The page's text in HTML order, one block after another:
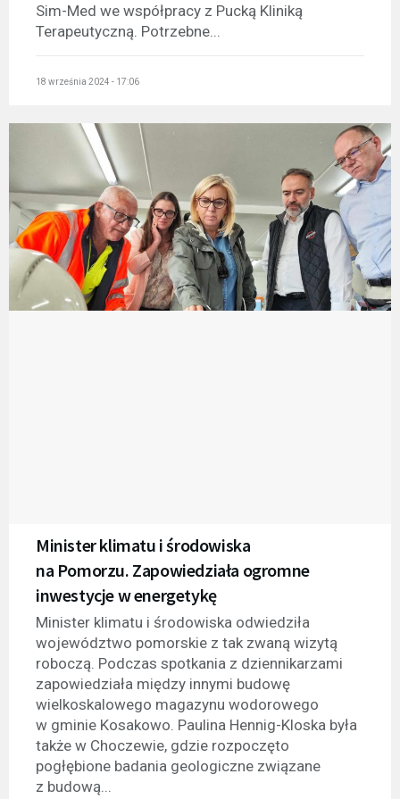
Sim-Med we współpracy z Pucką Kliniką
Terapeutyczną. Potrzebne...
18 września 2024 - 17:06
Minister klimatu i środowiska
na Pomorzu. Zapowiedziała ogromne
inwestycje w energetykę
Minister klimatu i środowiska odwiedziła
województwo pomorskie z tak zwaną wizytą
roboczą. Podczas spotkania z dziennikarzami
zapowiedziała między innymi budowę
wielkoskalowego magazynu wodorowego
w gminie Kosakowo. Paulina Hennig-Kloska była
także w Choczewie, gdzie rozpoczęto
pogłębione badania geologiczne związane
z budową...